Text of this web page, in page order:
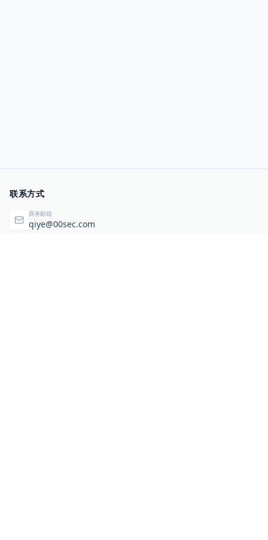
联系方式
商务邮箱
qiye@00sec.com